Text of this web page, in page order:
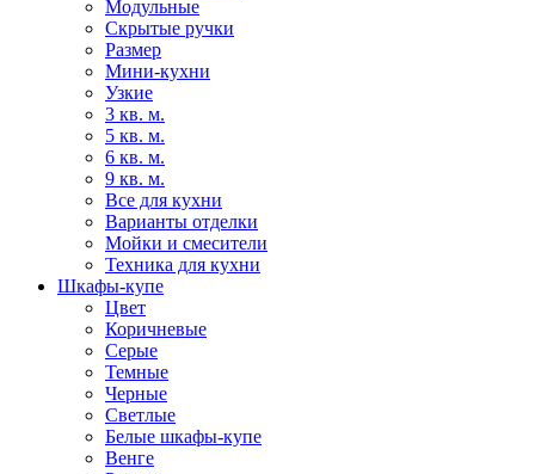
Модульные
Скрытые ручки
Размер
Мини-кухни
Узкие
3 кв. м.
5 кв. м.
6 кв. м.
9 кв. м.
Все для кухни
Варианты отделки
Мойки и смесители
Техника для кухни
Шкафы-купе
Цвет
Коричневые
Серые
Темные
Черные
Светлые
Белые шкафы-купе
Венге